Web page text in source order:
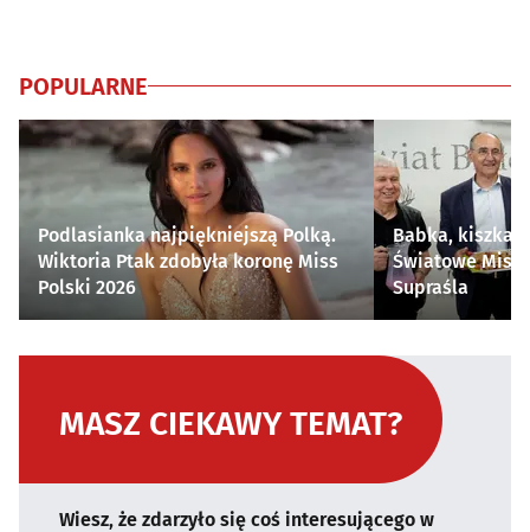
POPULARNE
Podlasianka najpiękniejszą Polką.
Wiktoria Ptak zdobyła koronę Miss
Polski 2026
Babka, kiszka i
Światowe
Supraśla
MASZ CIEKAWY TEMAT?
Wiesz, że zdarzyło się coś interesującego w